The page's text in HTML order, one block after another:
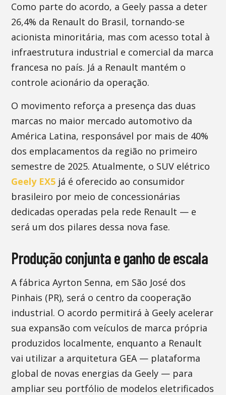
Como parte do acordo, a Geely passa a deter
26,4% da Renault do Brasil, tornando-se
acionista minoritária, mas com acesso total à
infraestrutura industrial e comercial da marca
francesa no país. Já a Renault mantém o
controle acionário da operação.
O movimento reforça a presença das duas
marcas no maior mercado automotivo da
América Latina, responsável por mais de 40%
dos emplacamentos da região no primeiro
semestre de 2025. Atualmente, o SUV elétrico
Geely EX5 já é oferecido ao consumidor
brasileiro por meio de concessionárias
dedicadas operadas pela rede Renault — e
será um dos pilares dessa nova fase.
Produção conjunta e ganho de escala
A fábrica Ayrton Senna, em São José dos
Pinhais (PR), será o centro da cooperação
industrial. O acordo permitirá à Geely acelerar
sua expansão com veículos de marca própria
produzidos localmente, enquanto a Renault
vai utilizar a arquitetura GEA — plataforma
global de novas energias da Geely — para
ampliar seu portfólio de modelos eletrificados